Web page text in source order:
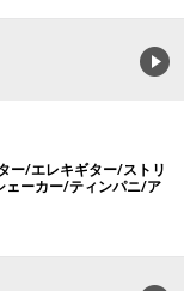
ー/エレキギター/ストリ
ーカー/ティンパニ/ア